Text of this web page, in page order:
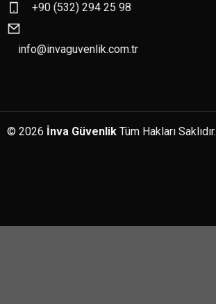
+90 (532) 294 25 98
info@invaguvenlik.com.tr
© 2026 İnva GüvenlikTüm Hakları Saklıdır.